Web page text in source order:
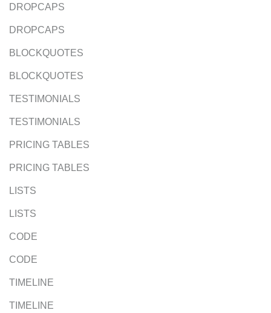
DROPCAPS
DROPCAPS
BLOCKQUOTES
BLOCKQUOTES
TESTIMONIALS
TESTIMONIALS
PRICING TABLES
PRICING TABLES
LISTS
LISTS
CODE
CODE
TIMELINE
TIMELINE